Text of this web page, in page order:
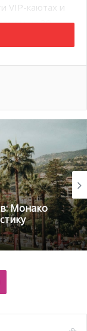
VIP-каютах и
из 39
впечатляющий
видом на
Caterpillar,
16 узлов и
Монако